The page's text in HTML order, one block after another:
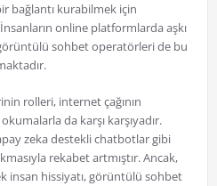
bağlantı kurabilmek için
online platformlarda aşkı
sohbet operatörleri de bu
rolleri, internet çağının
da karşı karşıyadır.
zeka destekli chatbotlar gibi
rekabet artmıştır. Ancak,
insan hissiyatı, görüntülü sohbet